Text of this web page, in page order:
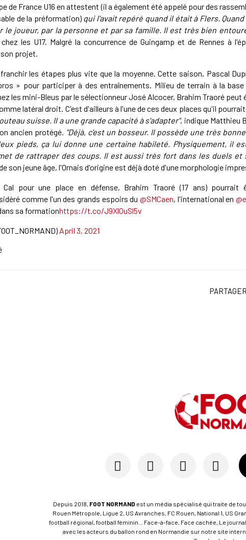
de France U16 en attestent (il a également été appelé pour des
de la préformation)qui l'avait repéré quand il était à Flers.
le joueur, par la personne et par sa famille. Il est très bien
les U17. Malgré la concurrence de Guingamp et de Rennes à
projet.
les étapes plus vite que la moyenne. Cette saison, Pascal
» pour participer à des entraînements. Milieu de terrain à la
les mini-Bleus par le sélectionneur José Alcocer, Brahim Traoré peut
latéral droit. C'est d'ailleurs à l'une de ces deux places qu'il
suisse. Il a une grande capacité à s'adapter", indique Matthieu
ancien protégé. "Déjà, c'est un bosseur. Il possède une très
pieds, ça lui donne une certaine habileté. Physiquement, il
de rattraper des coups. Il est aussi très fort dans les duels
son jeune âge, l'Ornais d'origine est déjà doté d'une morphologie
Cal pour une place en défense, Brahim Traoré (17 ans)
comme l'un des grands espoirs du@SMCaen, l'international en
sa formationhttps://t.co/J9Xl0uSl5v
April 3, 2021
Depuis 2018, FOOT NORMAND est un média spécialisé qui traite de
Rouen Métropole, Ligue 2, US Avranches, FC Rouen, National 1, US
football régional, football féminin... Face-à-face, Face cachée, Le
avec les acteurs du ballon rond en Normandie sur notre site